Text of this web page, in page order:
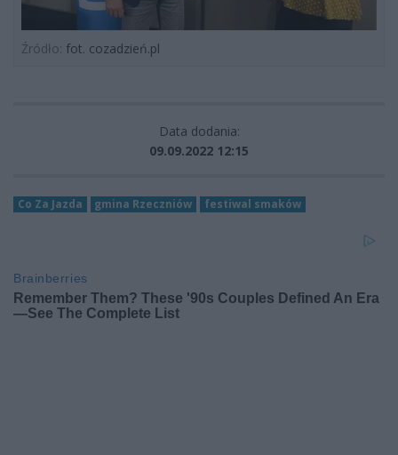
Źródło: fot. cozadzień.pl
Data dodania:
09.09.2022 12:15
Co Za Jazda gmina Rzeczniów festiwal smaków